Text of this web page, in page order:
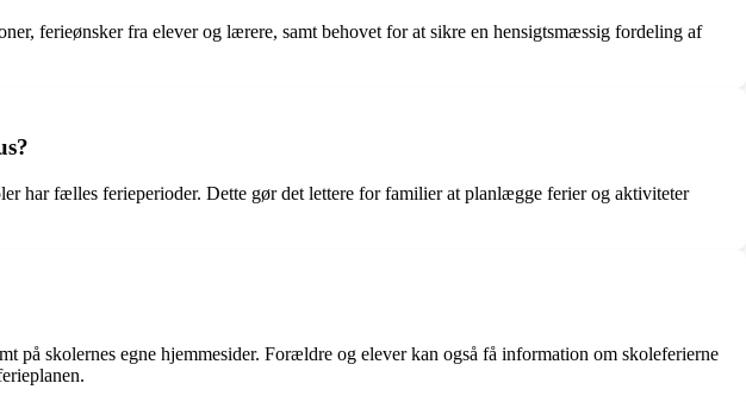
ferieønsker fra elever og lærere, samt behovet for at sikre en hensigtsmæssig fordeling af
har fælles ferieperioder. Dette gør det lettere for familier at planlægge ferier og aktiviteter
på skolernes egne hjemmesider. Forældre og elever kan også få information om skoleferierne